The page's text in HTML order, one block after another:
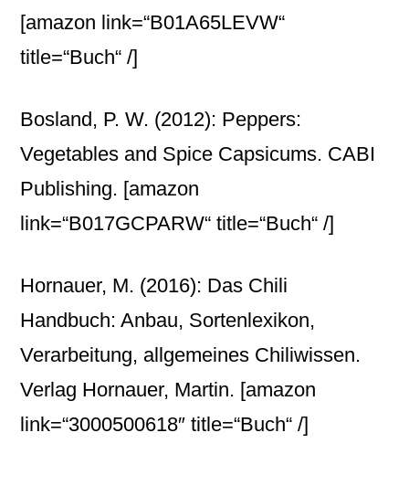
[amazon link=“B01A65LEVW“
title=“Buch“ /]
Bosland, P. W. (2012): Peppers:
Vegetables and Spice Capsicums. CABI
Publishing. [amazon
link=“B017GCPARW“ title=“Buch“ /]
Hornauer, M. (2016): Das Chili
Handbuch: Anbau, Sortenlexikon,
Verarbeitung, allgemeines Chiliwissen.
Verlag Hornauer, Martin. [amazon
link=“3000500618″ title=“Buch“ /]